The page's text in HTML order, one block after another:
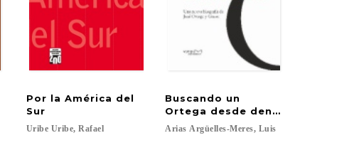
Por la América del
Sur
Uribe Uribe, Rafael
Buscando un
Ortega desde dentro
Arias Argüelles-Meres, Luis